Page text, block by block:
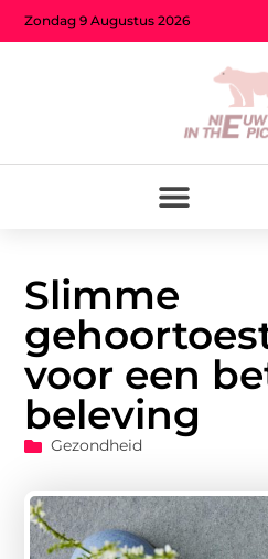
Zondag 9 Augustus 2026
Slimme
voor een
beleving
Gezondheid